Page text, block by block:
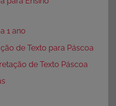
1 ano
de Texto para Páscoa
de Texto Páscoa